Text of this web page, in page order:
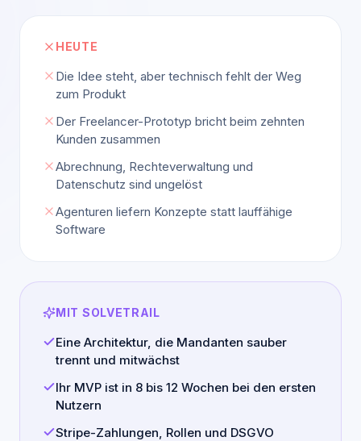
HEUTE
Die Idee steht, aber technisch fehlt der Weg
zum Produkt
Der Freelancer-Prototyp bricht beim zehnten
Kunden zusammen
Abrechnung, Rechteverwaltung und
Datenschutz sind ungelöst
Agenturen liefern Konzepte statt lauffähige
Software
MIT SOLVETRAIL
Eine Architektur, die Mandanten sauber
trennt und mitwächst
Ihr MVP ist in 8 bis 12 Wochen bei den ersten
Nutzern
Stripe-Zahlungen, Rollen und DSGVO